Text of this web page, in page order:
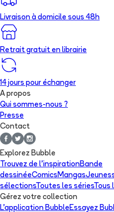
Livraison à domicile sous 48h
Retrait gratuit en librairie
14 jours pour échanger
A propos
Qui sommes-nous ?
Presse
Contact
Explorez Bubble
Trouvez de l'inspirationBande
dessinéeComicsMangas
sélectionsToutes les sériesTous
Gérez votre collection
L'application BubbleEssayez